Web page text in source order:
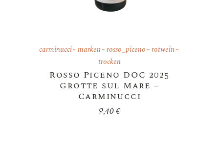
carminucci marken rosso_piceno rotwein
trocken
Rosso Piceno DOC 2025
Grotte sul Mare –
Carminucci
9,40€